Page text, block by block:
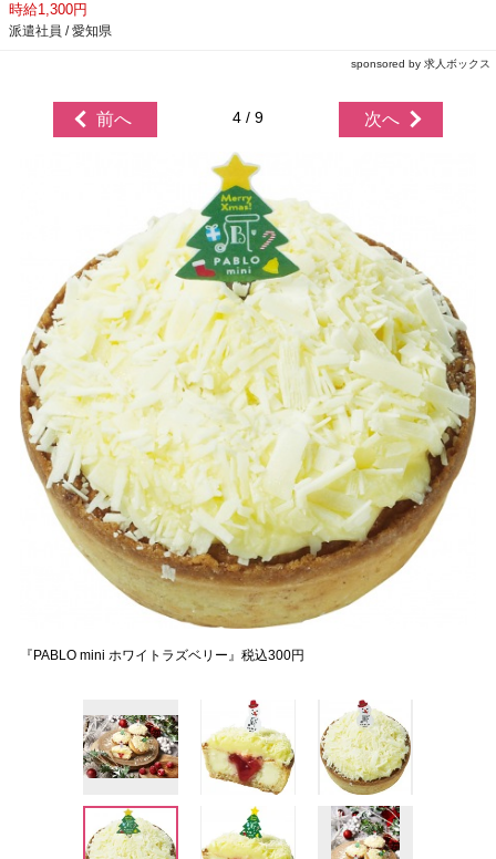
時給1,300円
派遣社員 / 愛知県
sponsored by 求人ボックス
前へ 4 / 9 次へ
『PABLO mini ホワイトラズベリー』税込300円